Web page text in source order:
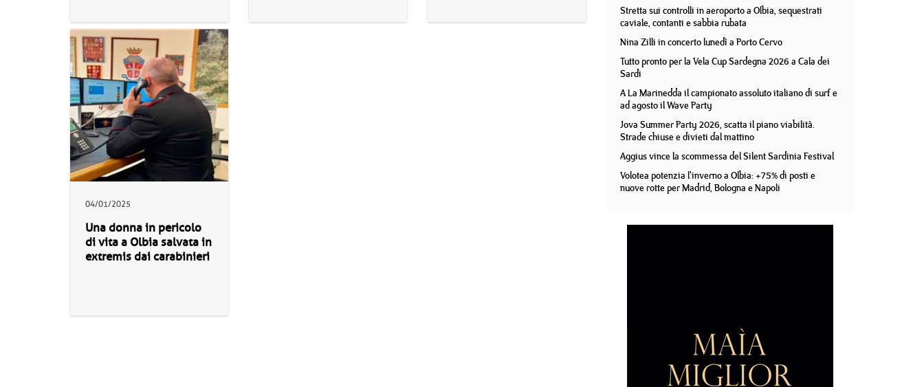
04/01/2025
Una donna in pericolo
di vita a Olbia salvata in
extremis dai carabinieri
Stretta sui controlli in aeroporto a Olbia, sequestrati
caviale, contanti e sabbia rubata
Nina Zilli in concerto lunedì a Porto Cervo
Tutto pronto per la Vela Cup Sardegna 2026 a Cala dei
Sardi
A La Marinedda il campionato assoluto italiano di surf e
ad agosto il Wave Party
Jova Summer Party 2026, scatta il piano viabilità.
Strade chiuse e divieti dal mattino
Aggius vince la scommessa del Silent Sardinia Festival
Volotea potenzia l'inverno a Olbia: +75% di posti e
nuove rotte per Madrid, Bologna e Napoli